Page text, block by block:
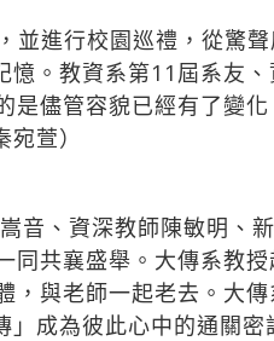
並進行校園巡禮，從驚
。教資系第11屆系友
是儘管容貌已經有了變
萱）
音、資深教師陳敏明、
共襄盛舉。大傳系教授
，與老師一起老去。大
成為彼此心中的通關密